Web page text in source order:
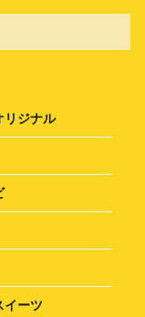
リジナル
イーツ